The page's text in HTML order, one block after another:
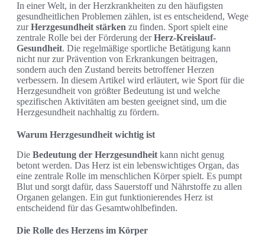
In einer Welt, in der Herzkrankheiten zu den häufigsten
gesundheitlichen Problemen zählen, ist es entscheidend, Wege
zurHerzgesundheit stärken zu finden. Sport spielt eine
zentrale Rolle bei der Förderung derHerz-Kreislauf-
Gesundheit. Die regelmäßige sportliche Betätigung kann
nicht nur zur Prävention von Erkrankungen beitragen,
sondern auch den Zustand bereits betroffener Herzen
verbessern. In diesem Artikel wird erläutert, wie Sport für die
Herzgesundheit von größter Bedeutung ist und welche
spezifischen Aktivitäten am besten geeignet sind, um die
Herzgesundheit nachhaltig zu fördern.
Warum Herzgesundheit wichtig ist
Die Bedeutung der Herzgesundheit kann nicht genug
betont werden. Das Herz ist ein lebenswichtiges Organ, das
eine zentrale Rolle im menschlichen Körper spielt. Es pumpt
Blut und sorgt dafür, dass Sauerstoff und Nährstoffe zu allen
Organen gelangen. Ein gut funktionierendes Herz ist
entscheidend für das Gesamtwohlbefinden.
Die Rolle des Herzens im Körper